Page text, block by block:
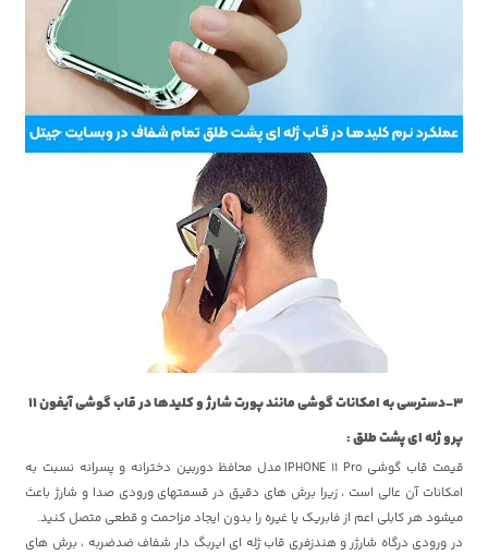
3-دسترسی به امکانات گوشی مانند پورت شارژ و کلیدها در قاب گوشی آیفون 11
پرو ژله ای پشت طلق :
قیمت قاب گوشی IPHONE 11 Pro مدل محافظ دوربین دخترانه و پسرانه نسبت به
امکانات آن عالی است ، زیرا برش های دقیق در قسمتهای ورودی صدا و شارژ باعث
میشود هر کابلی اعم از فابریک یا غیره را بدون ایجاد مزاحمت و قطعی متصل کنید.
در ورودی درگاه شارژر و هندزفری قاب ژله ای ایربگ دار شفاف ضدضربه ، برش های